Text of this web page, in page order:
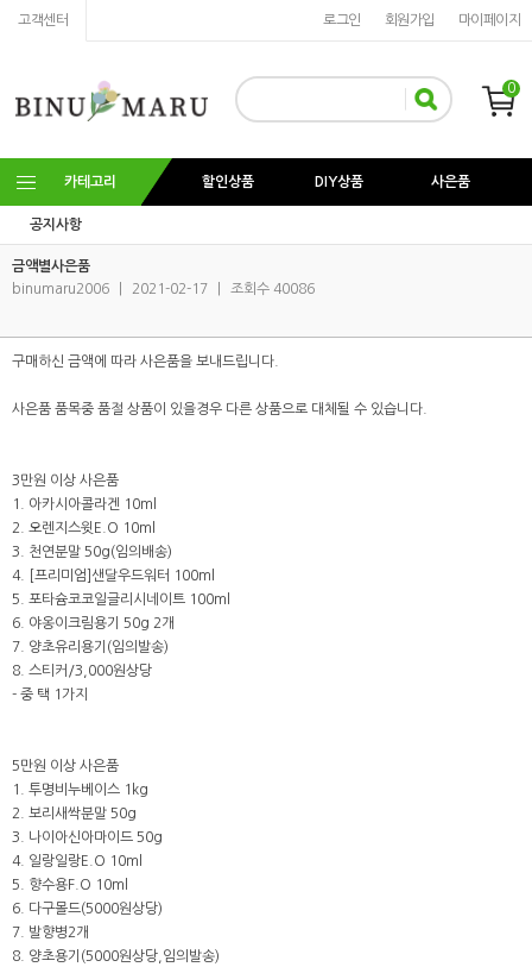
고객센터 마이페이지
회원가입
로그인
0
카테고리 할인상품 DIY상품 사은품
공지사항
금액별사은품
binumaru2006
2021-02-17 조회수 40086
구매하신 금액에 따라 사은품을 보내드립니다.
사은품 품목중 품절 상품이 있을경우 다른 상품으로 대체될 수 있습니다.
3만원 이상 사은품
1. 아카시아콜라겐 10ml
2. 오렌지스윗E.O 10ml
3. 천연분말 50g(임의배송)
4. [프리미엄]샌달우드워터 100ml
5. 포타슘코코일글리시네이트 100ml
6. 야옹이크림용기 50g 2개
7. 양초유리용기(임의발송)
8. 스티커/3,000원상당
- 중 택 1가지
5만원 이상 사은품
1. 투명비누베이스 1kg
2. 보리새싹분말 50g
3. 나이아신아마이드 50g
4. 일랑일랑E.O 10ml
5. 향수용F.O 10ml
6. 다구몰드(5000원상당)
7. 발향병2개
8. 양초용기(5000원상당,임의발송)